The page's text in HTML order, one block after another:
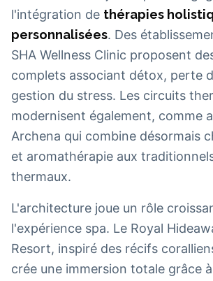
l'intégration de thérapies
personnalisées. Des
SHA Wellness Clinic proposent
complets associant détox, perte
gestion du stress. Les circuits
modernisent également, comme
Archena qui combine désormais
et aromathérapie aux
thermaux.
L'architecture joue un rôle
l'expérience spa. Le Royal
Resort, inspiré des récifs
crée une immersion totale grâce